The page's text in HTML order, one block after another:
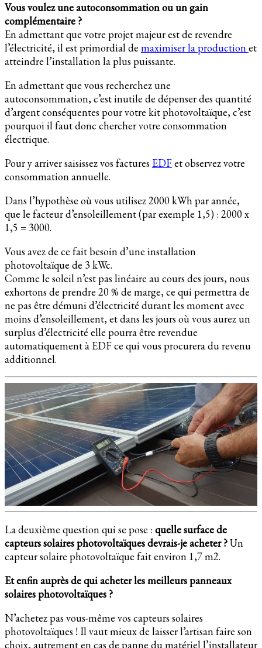
Vous voulez une autoconsommation ou un gain
complémentaire ?
En admettant que votre projet majeur est de revendre
l’électricité, il est primordial de maximiser la productionet
atteindre l’installation la plus puissante.
En admettant que vous recherchez une
autoconsommation, c’est inutile de dépenser des quantité
d’argent conséquentes pour votre kit photovoltaïque, c’est
pourquoi il faut donc chercher votre consommation
électrique.
Pour y arriver saisissez vos factures EDFet observez votre
consommation annuelle.
Dans l’hypothèse où vous utilisez 2000 kWh par année,
que le facteur d’ensoleillement (par exemple 1,5) : 2000 x
1,5 = 3000.
Vous avez de ce fait besoin d’une installation
photovoltaïque de 3 kWc.
Comme le soleil n’est pas linéaire au cours des jours, nous
exhortons de prendre 20 % de marge, ce qui permettra de
ne pas être démuni d’électricité durant les moment avec
moins d’ensoleillement, et dans les jours où vous aurez un
surplus d’électricité elle pourra être revendue
automatiquement à EDF ce qui vous procurera du revenu
additionnel.
La deuxième question qui se pose : quelle surface de
capteurs solaires photovoltaïques devrais-je acheter ?Un
capteur solaire photovoltaïque fait environ 1,7 m2.
Et enfin auprès de qui acheter les meilleurs panneaux
solaires photovoltaïques ?
N’achetez pas vous-même vos capteurs solaires
photovoltaïques ! Il vaut mieux de laisser l’artisan faire son
choix, autrement en cas de panne du matériel l’installateur